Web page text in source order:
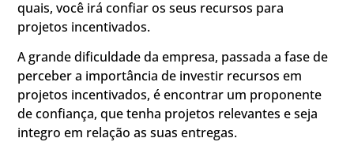
quais, você irá confiar os seus recursos para
projetos incentivados.
A grande dificuldade da empresa, passada a fase de
perceber a importância de investir recursos em
projetos incentivados, é encontrar um proponente
de confiança, que tenha projetos relevantes e seja
integro em relação as suas entregas.